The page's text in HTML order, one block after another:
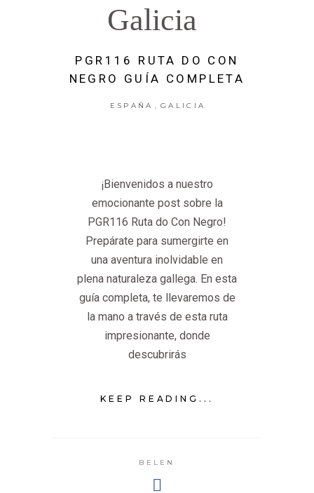
Galicia
PGR116 RUTA DO CON
NEGRO GUÍA COMPLETA
ESPAÑA GALICIA
¡Bienvenidos a nuestro
emocionante post sobre la
PGR116 Ruta do Con Negro!
Prepárate para sumergirte en
una aventura inolvidable en
plena naturaleza gallega. En esta
guía completa, te llevaremos de
la mano a través de esta ruta
impresionante, donde
descubrirás
KEEP READING...
BELEN